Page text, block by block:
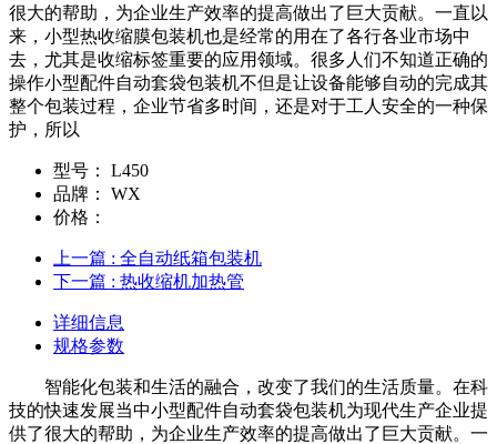
很大的帮助，为企业生产效率的提高做出了巨大贡献。一直以
来，小型热收缩膜包装机也是经常的用在了各行各业市场中
去，尤其是收缩标签重要的应用领域。很多人们不知道正确的
操作小型配件自动套袋包装机不但是让设备能够自动的完成其
整个包装过程，企业节省多时间，还是对于工人安全的一种保
护，所以
型号：
L450
品牌：
WX
价格：
上一篇 : 全自动纸箱包装机
下一篇 : 热收缩机加热管
详细信息
规格参数
智能化包装和生活的融合，改变了我们的生活质量。在科
技的快速发展当中小型配件自动套袋包装机为现代生产企业提
供了很大的帮助，为企业生产效率的提高做出了巨大贡献。一